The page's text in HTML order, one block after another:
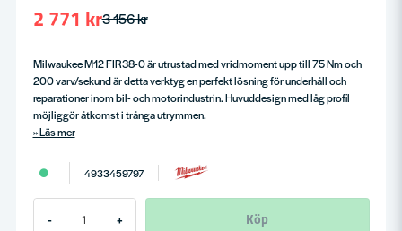
3 156 kr
2 771 kr
Milwaukee M12 FIR38-0 är utrustad med vridmoment upp till 75 Nm och
200 varv/sekund är detta verktyg en perfekt lösning för underhåll och
reparationer inom bil- och motorindustrin. Huvuddesign med låg profil
möjliggör åtkomst i trånga utrymmen.
Läs mer
4933459797
- + Köp